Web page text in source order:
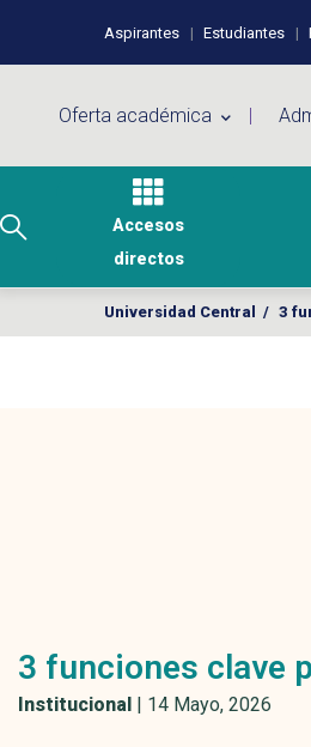
Perfiles de
Aspirantes Estudiantes
Oferta académica
Accesos
directos
Universidad Central / 3
3 funciones clave
Institucional | 14 Mayo, 2026